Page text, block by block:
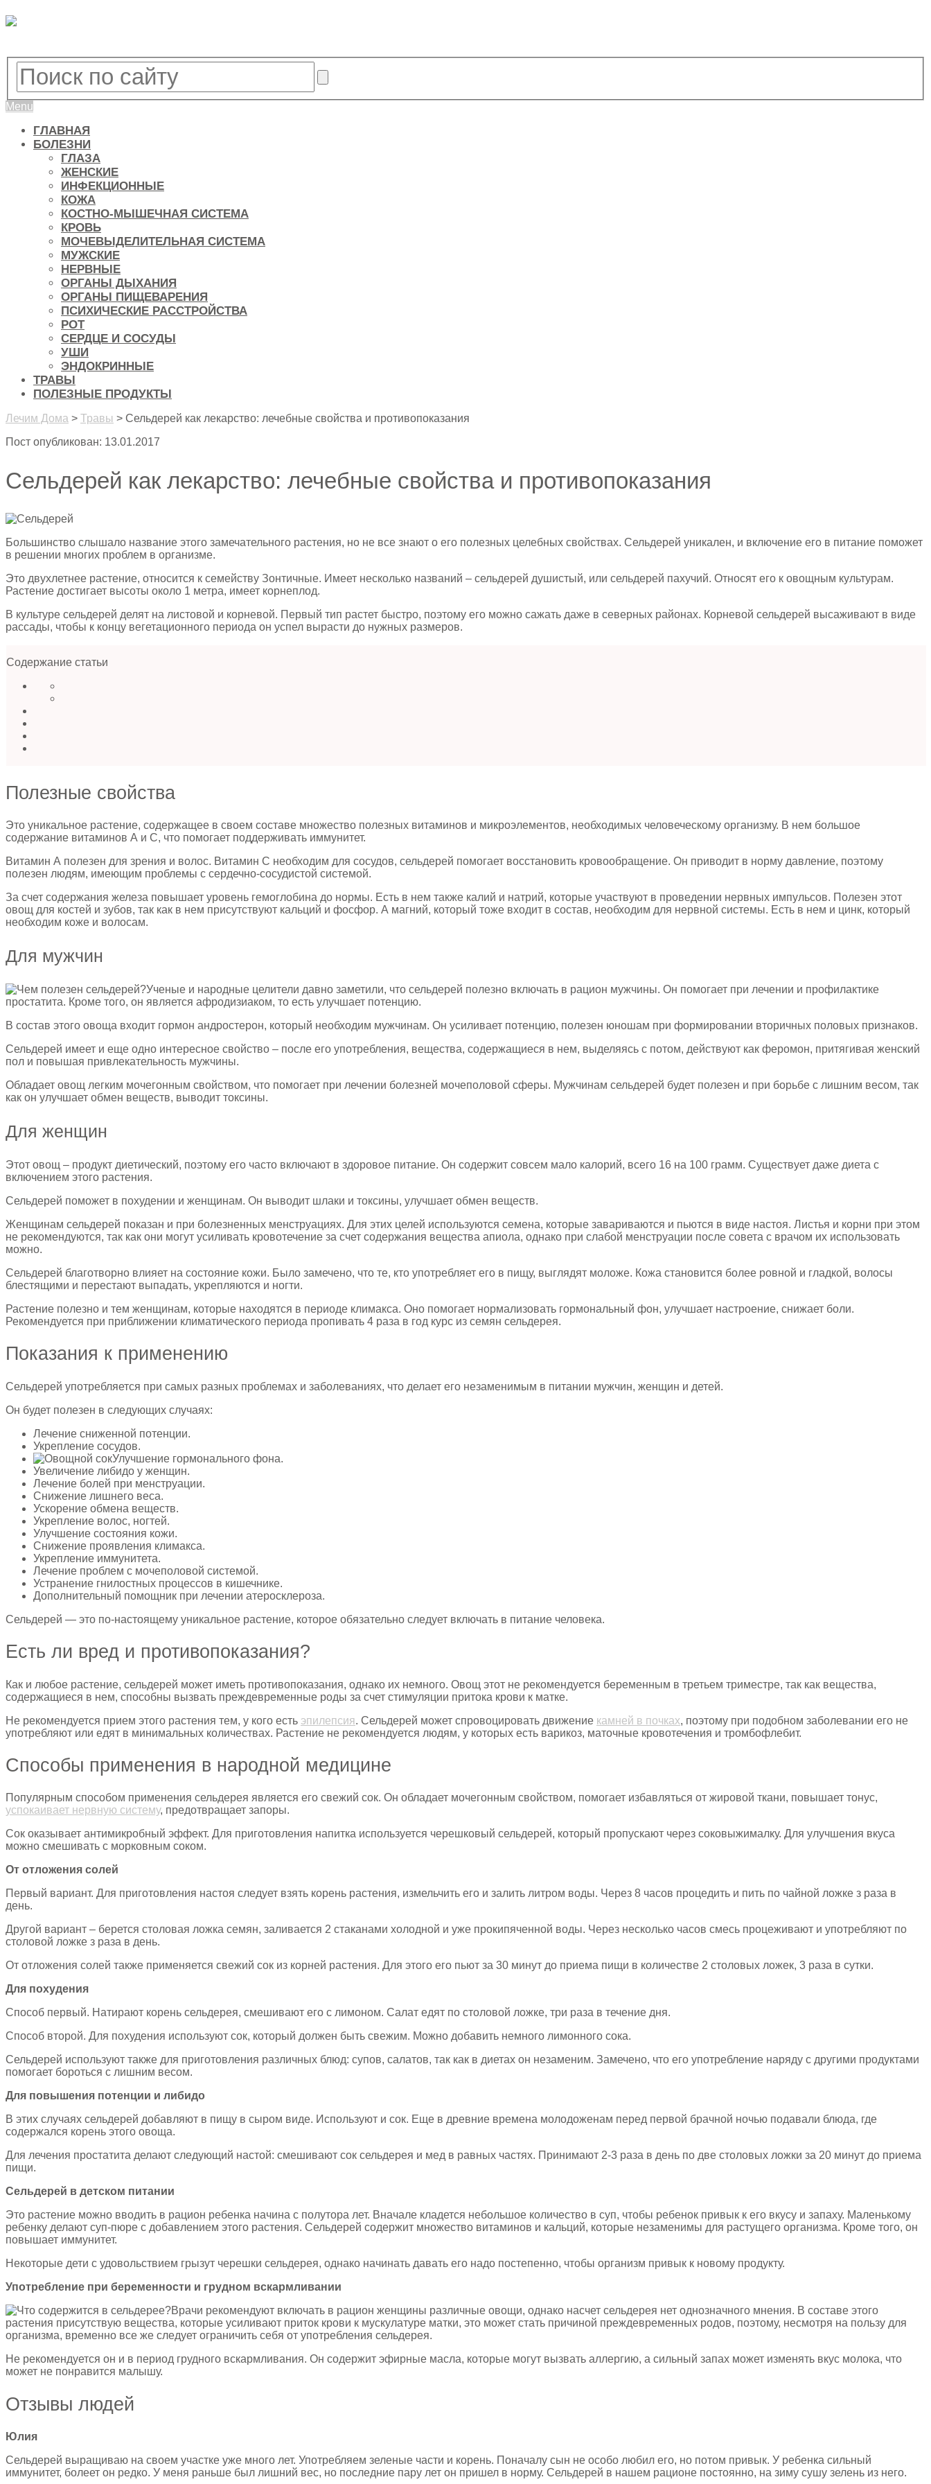
Menu
ГЛАВНАЯ
БОЛЕЗНИ
ГЛАЗА
ЖЕНСКИЕ
ИНФЕКЦИОННЫЕ
КОЖА
КОСТНО-МЫШЕЧНАЯ СИСТЕМА
КРОВЬ
МОЧЕВЫДЕЛИТЕЛЬНАЯ СИСТЕМА
МУЖСКИЕ
НЕРВНЫЕ
ОРГАНЫ ДЫХАНИЯ
ОРГАНЫ ПИЩЕВАРЕНИЯ
ПСИХИЧЕСКИЕ РАССТРОЙСТВА
РОТ
СЕРДЦЕ И СОСУДЫ
УШИ
ЭНДОКРИННЫЕ
ТРАВЫ
ПОЛЕЗНЫЕ ПРОДУКТЫ
Лечим Дома > Травы > Сельдерей как лекарство: лечебные свойства и противопоказания
Пост опубликован: 13.01.2017
Сельдерей как лекарство: лечебные свойства и противопоказания
Большинство слышало название этого замечательного растения, но не все знают о его полезных целебных свойствах. Сельдерей уникален, и включение его в питание поможет
в решении многих проблем в организме.
Это двухлетнее растение, относится к семейству Зонтичные. Имеет несколько названий – сельдерей душистый, или сельдерей пахучий. Относят его к овощным культурам.
Растение достигает высоты около 1 метра, имеет корнеплод.
В культуре сельдерей делят на листовой и корневой. Первый тип растет быстро, поэтому его можно сажать даже в северных районах. Корневой сельдерей высаживают в виде
рассады, чтобы к концу вегетационного периода он успел вырасти до нужных размеров.
Содержание статьи
Полезные свойства
Это уникальное растение, содержащее в своем составе множество полезных витаминов и микроэлементов, необходимых человеческому организму. В нем большое
содержание витаминов А и С, что помогает поддерживать иммунитет.
Витамин А полезен для зрения и волос. Витамин С необходим для сосудов, сельдерей помогает восстановить кровообращение. Он приводит в норму давление, поэтому
полезен людям, имеющим проблемы с сердечно-сосудистой системой.
За счет содержания железа повышает уровень гемоглобина до нормы. Есть в нем также калий и натрий, которые участвуют в проведении нервных импульсов. Полезен этот
овощ для костей и зубов, так как в нем присутствуют кальций и фосфор. А магний, который тоже входит в состав, необходим для нервной системы. Есть в нем и цинк, который
необходим коже и волосам.
Для мужчин
Ученые и народные целители давно заметили, что сельдерей полезно включать в рацион мужчины. Он помогает при лечении и профилактике
простатита. Кроме того, он является афродизиаком, то есть улучшает потенцию.
В состав этого овоща входит гормон андростерон, который необходим мужчинам. Он усиливает потенцию, полезен юношам при формировании вторичных половых признаков.
Сельдерей имеет и еще одно интересное свойство – после его употребления, вещества, содержащиеся в нем, выделяясь с потом, действуют как феромон, притягивая женский
пол и повышая привлекательность мужчины.
Обладает овощ легким мочегонным свойством, что помогает при лечении болезней мочеполовой сферы. Мужчинам сельдерей будет полезен и при борьбе с лишним весом, так
как он улучшает обмен веществ, выводит токсины.
Для женщин
Этот овощ – продукт диетический, поэтому его часто включают в здоровое питание. Он содержит совсем мало калорий, всего 16 на 100 грамм. Существует даже диета с
включением этого растения.
Сельдерей поможет в похудении и женщинам. Он выводит шлаки и токсины, улучшает обмен веществ.
Женщинам сельдерей показан и при болезненных менструациях. Для этих целей используются семена, которые завариваются и пьются в виде настоя. Листья и корни при этом
не рекомендуются, так как они могут усиливать кровотечение за счет содержания вещества апиола, однако при слабой менструации после совета с врачом их использовать
можно.
Сельдерей благотворно влияет на состояние кожи. Было замечено, что те, кто употребляет его в пищу, выглядят моложе. Кожа становится более ровной и гладкой, волосы
блестящими и перестают выпадать, укрепляются и ногти.
Растение полезно и тем женщинам, которые находятся в периоде климакса. Оно помогает нормализовать гормональный фон, улучшает настроение, снижает боли.
Рекомендуется при приближении климатического периода пропивать 4 раза в год курс из семян сельдерея.
Показания к применению
Сельдерей употребляется при самых разных проблемах и заболеваниях, что делает его незаменимым в питании мужчин, женщин и детей.
Он будет полезен в следующих случаях:
Лечение сниженной потенции.
Укрепление сосудов.
Улучшение гормонального фона.
Увеличение либидо у женщин.
Лечение болей при менструации.
Снижение лишнего веса.
Ускорение обмена веществ.
Укрепление волос, ногтей.
Улучшение состояния кожи.
Снижение проявления климакса.
Укрепление иммунитета.
Лечение проблем с мочеполовой системой.
Устранение гнилостных процессов в кишечнике.
Дополнительный помощник при лечении атеросклероза.
Сельдерей — это по-настоящему уникальное растение, которое обязательно следует включать в питание человека.
Есть ли вред и противопоказания?
Как и любое растение, сельдерей может иметь противопоказания, однако их немного. Овощ этот не рекомендуется беременным в третьем триместре, так как вещества,
содержащиеся в нем, способны вызвать преждевременные роды за счет стимуляции притока крови к матке.
Не рекомендуется прием этого растения тем, у кого есть эпилепсия. Сельдерей может спровоцировать движение камней в почках, поэтому при подобном заболевании его не
употребляют или едят в минимальных количествах. Растение не рекомендуется людям, у которых есть варикоз, маточные кровотечения и тромбофлебит.
Способы применения в народной медицине
Популярным способом применения сельдерея является его свежий сок. Он обладает мочегонным свойством, помогает избавляться от жировой ткани, повышает тонус,
успокаивает нервную систему, предотвращает запоры.
Сок оказывает антимикробный эффект. Для приготовления напитка используется черешковый сельдерей, который пропускают через соковыжималку. Для улучшения вкуса
можно смешивать с морковным соком.
От отложения солей
Первый вариант. Для приготовления настоя следует взять корень растения, измельчить его и залить литром воды. Через 8 часов процедить и пить по чайной ложке з раза в
день.
Другой вариант – берется столовая ложка семян, заливается 2 стаканами холодной и уже прокипяченной воды. Через несколько часов смесь процеживают и употребляют по
столовой ложке з раза в день.
От отложения солей также применяется свежий сок из корней растения. Для этого его пьют за 30 минут до приема пищи в количестве 2 столовых ложек, 3 раза в сутки.
Для похудения
Способ первый. Натирают корень сельдерея, смешивают его с лимоном. Салат едят по столовой ложке, три раза в течение дня.
Способ второй. Для похудения используют сок, который должен быть свежим. Можно добавить немного лимонного сока.
Сельдерей используют также для приготовления различных блюд: супов, салатов, так как в диетах он незаменим. Замечено, что его употребление наряду с другими продуктами
помогает бороться с лишним весом.
Для повышения потенции и либидо
В этих случаях сельдерей добавляют в пищу в сыром виде. Используют и сок. Еще в древние времена молодоженам перед первой брачной ночью подавали блюда, где
содержался корень этого овоща.
Для лечения простатита делают следующий настой: смешивают сок сельдерея и мед в равных частях. Принимают 2-3 раза в день по две столовых ложки за 20 минут до приема
пищи.
Сельдерей в детском питании
Это растение можно вводить в рацион ребенка начина с полутора лет. Вначале кладется небольшое количество в суп, чтобы ребенок привык к его вкусу и запаху. Маленькому
ребенку делают суп-пюре с добавлением этого растения. Сельдерей содержит множество витаминов и кальций, которые незаменимы для растущего организма. Кроме того, он
повышает иммунитет.
Некоторые дети с удовольствием грызут черешки сельдерея, однако начинать давать его надо постепенно, чтобы организм привык к новому продукту.
Употребление при беременности и грудном вскармливании
Врачи рекомендуют включать в рацион женщины различные овощи, однако насчет сельдерея нет однозначного мнения. В составе этого
растения присутствую вещества, которые усиливают приток крови к мускулатуре матки, это может стать причиной преждевременных родов, поэтому, несмотря на пользу для
организма, временно все же следует ограничить себя от употребления сельдерея.
Не рекомендуется он и в период грудного вскармливания. Он содержит эфирные масла, которые могут вызвать аллергию, а сильный запах может изменять вкус молока, что
может не понравится малышу.
Отзывы людей
Юлия
Сельдерей выращиваю на своем участке уже много лет. Употребляем зеленые части и корень. Поначалу сын не особо любил его, но потом привык. У ребенка сильный
иммунитет, болеет он редко. У меня раньше был лишний вес, но последние пару лет он пришел в норму. Сельдерей в нашем рационе постоянно, на зиму сушу зелень из него.